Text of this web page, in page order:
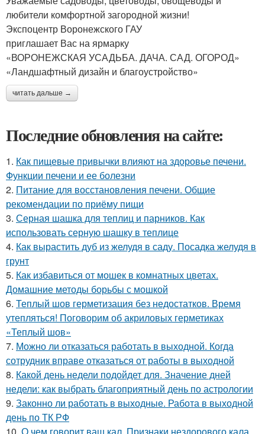
любители комфортной загородной жизни!
Экспоцентр Воронежского ГАУ
приглашает Вас на ярмарку
«ВОРОНЕЖСКАЯ УСАДЬБА. ДАЧА. САД. ОГОРОД»
«Ландшафтный дизайн и благоустройство»
читать дальше →
Последние обновления на сайте:
1. Как пищевые привычки влияют на здоровье печени.
Функции печени и ее болезни
2. Питание для восстановления печени. Общие
рекомендации по приёму пищи
3. Серная шашка для теплиц и парников. Как
использовать серную шашку в теплице
4. Как вырастить дуб из желудя в саду. Посадка желудя в
грунт
5. Как избавиться от мошек в комнатных цветах.
Домашние методы борьбы с мошкой
6. Теплый шов герметизация без недостатков. Время
утепляться! Поговорим об акриловых герметиках
«Теплый шов»
7. Можно ли отказаться работать в выходной. Когда
сотрудник вправе отказаться от работы в выходной
8. Какой день недели подойдет для. Значение дней
недели: как выбрать благоприятный день по астрологии
9. Законно ли работать в выходные. Работа в выходной
день по ТК РФ